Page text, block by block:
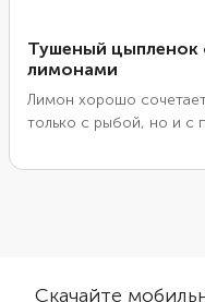
Тушеный цыпленок
лимонами
Лимон хорошо
только с рыбой, но и с
помогает мясу
Скачайте